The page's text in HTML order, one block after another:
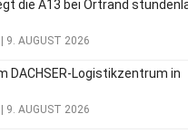
die A13 bei Ortrand
9. AUGUST 2026
DACHSER-Logistikzentrum in
9. AUGUST 2026